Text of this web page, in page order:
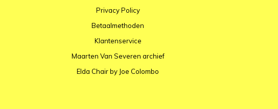
Privacy Policy
Betaalmethoden
Klantenservice
Maarten Van Severen archief
Elda Chair by Joe Colombo